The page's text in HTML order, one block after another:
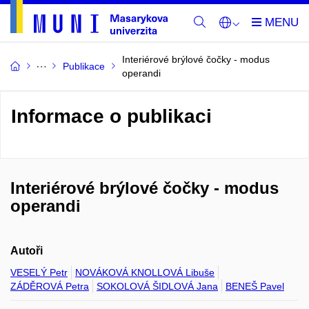
Publikace
Interiérové brýlové čočky - modus
operandi
Informace o publikaci
Interiérové brýlové čočky - modus
operandi
Autoři
VESELÝ Petr
NOVÁKOVÁ KNOLLOVÁ Libuše
ZÁDĚROVÁ Petra
SOKOLOVÁ ŠIDLOVÁ Jana BENEŠ Pavel